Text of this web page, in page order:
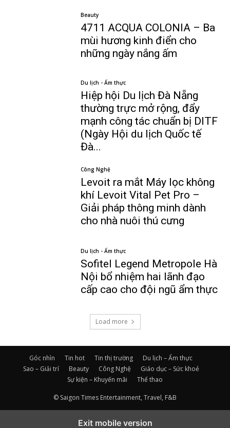
Beauty
4711 ACQUA COLONIA – Ba
mùi hương kinh điển cho
những ngày nắng ấm
Du lịch - Ẩm thực
Hiệp hội Du lịch Đà Nẵng
thường trực mở rộng, đẩy
mạnh công tác chuẩn bị DITF
(Ngày Hội du lịch Quốc tế
Đà...
Công Nghệ
Levoit ra mắt Máy lọc không
khí Levoit Vital Pet Pro –
Giải pháp thông minh dành
cho nhà nuôi thú cưng
Du lịch - Ẩm thực
Sofitel Legend Metropole Hà
Nội bổ nhiệm hai lãnh đạo
cấp cao cho đội ngũ ẩm thực
Load more
Góc nhìn Tin hot Tin thị trường
Du lịch – Ẩm thực
Sao – Giải trí
Beauty Công Nghệ
Giáo dục – Sức khoẻ
Sự kiện – Khuyến mãi
Thể thao
© Saigon Times Entertainment, Travel, F&B
Exit mobile version